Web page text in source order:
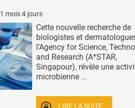
1 mois 4 jours
Cette nouvelle recherche de
biologistes et
l’Agency for Science,
and Research (A*STAR,
Singapour), révèle une
microbienne ...